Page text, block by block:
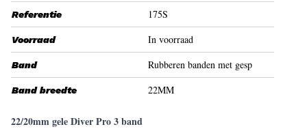
Referentie 175S
Voorraad In voorraad
Band Rubberen banden met gesp
Band breedte 22MM
22/20mm gele Diver Pro 3 band